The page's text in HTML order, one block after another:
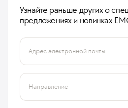
Коваленко Алексей
Узнайте раньше других о
предложениях и новинках
Адрес электронной почты
Направление